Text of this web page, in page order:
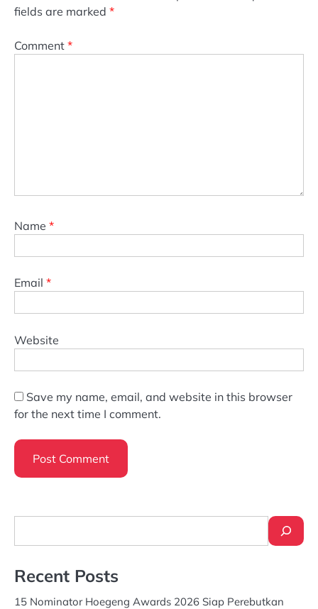
fields are marked *
Comment *
Name *
Email *
Website
Save my name, email, and website in this browser
for the next time I comment.
Recent Posts
15 Nominator Hoegeng Awards 2026 Siap Perebutkan